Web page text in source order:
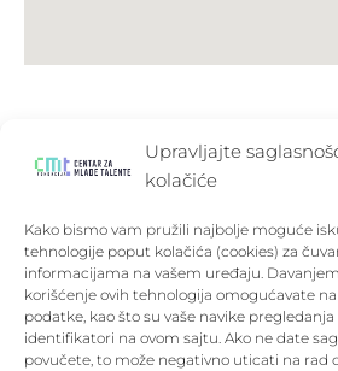
Upravljajte
kolačiće
Kako bismo vam pružili najbolje moguće
tehnologije poput kolačića (cookies) za
informacijama na vašem uređaju.
korišćenje ovih tehnologija omogućavate
podatke, kao što su vaše navike
identifikatori na ovom sajtu. Ako ne date
povučete, to može negativno uticati na rad
Fondacija "Centar za
osnovana 22.5.2012.
kompanije